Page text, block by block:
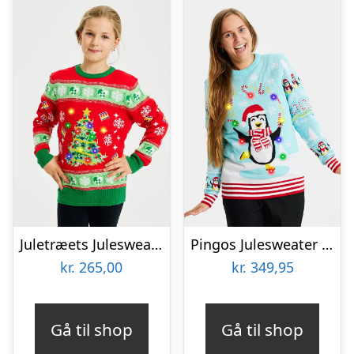
Juletræets Julesweater Rød LED – Børn
kr. 265,00
Gå til shop
Pingos Julesweater LED – dame / kvinder
kr. 349,95
Gå til shop